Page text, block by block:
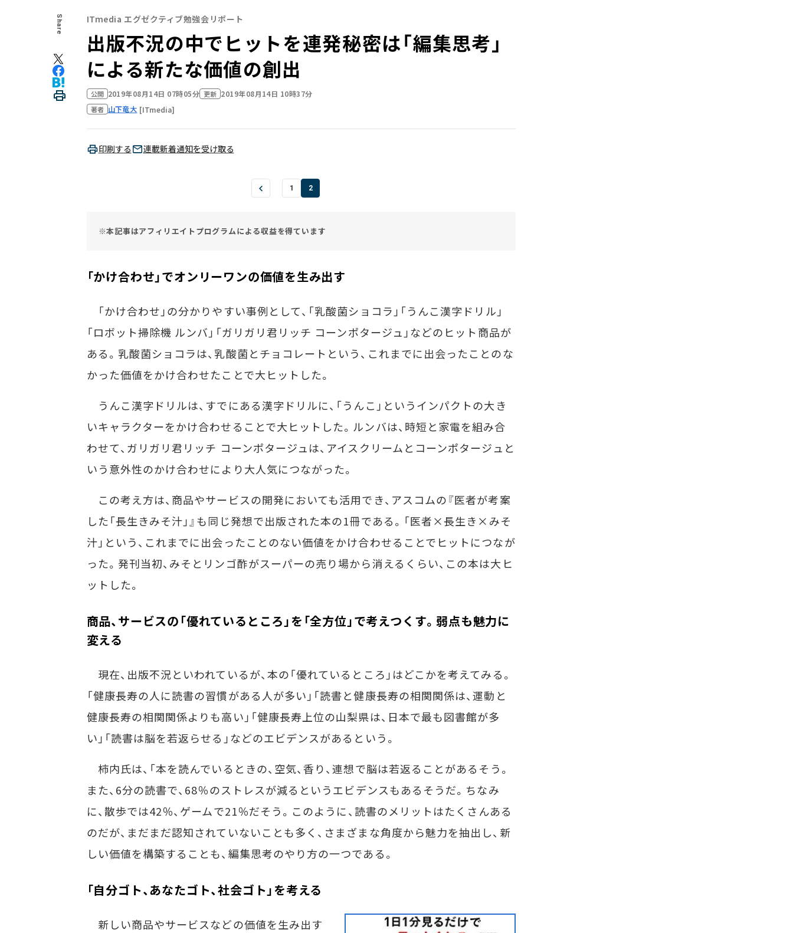
Share ITmedia エグゼクティブ勉強会リポート
出版不況の中でヒットを連発――秘密は「編集思考」
による新たな価値の創出
公開 2019年08月14日 07時05分 更新 2019年08月14日 10時37分
著者 山下竜大 [ITmedia]
印刷する 連載新着通知を受け取る
1 2
※本記事はアフィリエイトプログラムによる収益を得ています
「かけ合わせ」でオンリーワンの価値を生み出す
「かけ合わせ」の分かりやすい事例として、「乳酸菌ショコラ」「うんこ漢字ドリル」
「ロボット掃除機 ルンバ」「ガリガリ君リッチ コーンポタージュ」などのヒット商品が
ある。乳酸菌ショコラは、乳酸菌とチョコレートという、これまでに出会ったことのな
かった価値をかけ合わせたことで大ヒットした。
うんこ漢字ドリルは、すでにある漢字ドリルに、「うんこ」というインパクトの大き
いキャラクターをかけ合わせることで大ヒットした。ルンバは、時短と家電を組み合
わせて、ガリガリ君リッチ コーンポタージュは、アイスクリームとコーンポタージュと
いう意外性のかけ合わせにより大人気につながった。
この考え方は、商品やサービスの開発においても活用でき、アスコムの『医者が考案
した「長生きみそ汁」』も同じ発想で出版された本の1冊である。「医者×長生き×みそ
汁」という、これまでに出会ったことのない価値をかけ合わせることでヒットにつなが
った。発刊当初、みそとリンゴ酢がスーパーの売り場から消えるくらい、この本は大ヒ
ットした。
商品、サービスの「優れているところ」を「全方位」で考えつくす。弱点も魅力に
変える
現在、出版不況といわれているが、本の「優れているところ」はどこかを考えてみる。
「健康長寿の人に読書の習慣がある人が多い」「読書と健康長寿の相関関係は、運動と
健康長寿の相関関係よりも高い」「健康長寿上位の山梨県は、日本で最も図書館が多
い」「読書は脳を若返らせる」などのエビデンスがあるという。
柿内氏は、「本を読んでいるときの、空気、香り、連想で脳は若返ることがあるそう。
また、6分の読書で、68％のストレスが減るというエビデンスもあるそうだ。ちなみ
に、散歩では42％、ゲームで21％だそう。このように、読書のメリットはたくさんある
のだが、まだまだ認知されていないことも多く、さまざまな角度から魅力を抽出し、新
しい価値を構築することも、編集思考のやり方の一つである。
「自分ゴト、あなたゴト、社会ゴト」を考える
新しい商品やサービスなどの価値を生み出す